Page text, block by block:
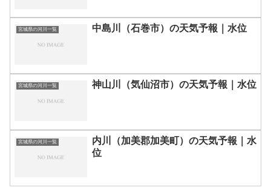
宮城県の河川一覧 中島川（石巻市）の天気予報｜水位
宮城県の河川一覧 神山川（気仙沼市）の天気予報｜水位
宮城県の河川一覧
内川（加美郡加美町）の天気予報｜水
位